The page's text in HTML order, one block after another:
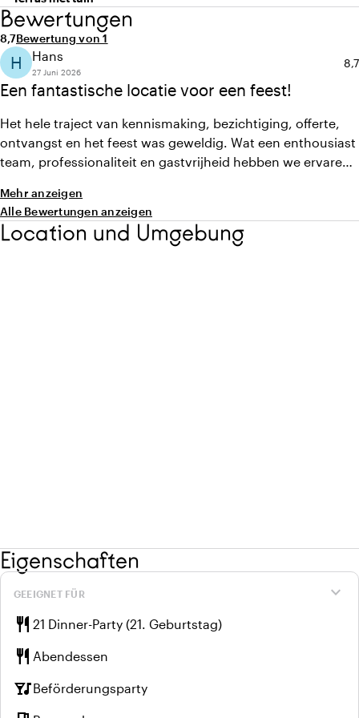
Bewertungen
Durchschnittliche Bewertung von 8,7 von 10
8,7Anzahl der Bewertungen: 1
Bewertung von 1
Een fantastische locatie voor een feest!
H Hans
27 Juni 2026
8,7
Het hele traject van kennismaking, bezichtiging, offerte,
ontvangst en het feest was geweldig. Wat een enthousiast
team, professionaliteit en gastvrijheid hebben we ervaren.
goed. De prachtige binnen en buiten locatie, aan de oevers
van de IJssel, maakte het helemaal af. Veel dank en
complimenten!
Mehr anzeigen
Alle Bewertungen anzeigen
Location und Umgebung
Eigenschaften
expand_more
GEEIGNET FÜR
restaurant 21 Dinner-Party (21. Geburtstag)
restaurant Abendessen
nightlifeBeförderungsparty